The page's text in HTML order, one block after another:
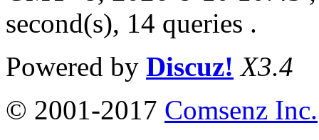
second(s), 14 queries .
Powered by Discuz! X3.4
© 2001-2017 Comsenz Inc.